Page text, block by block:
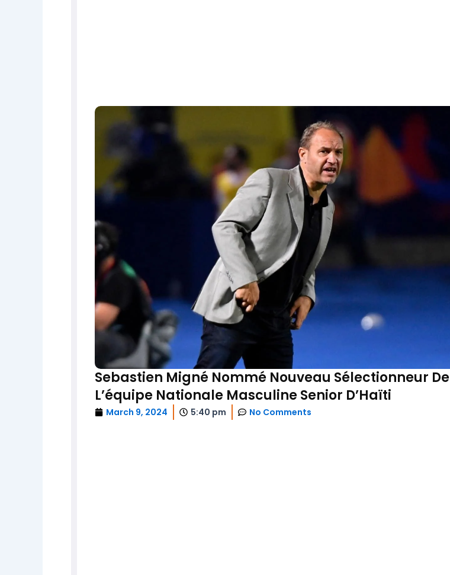
Sebastien Migné Nommé Nouveau Sélectionneur De
L’équipe Nationale Masculine Senior D’Haïti
March 9, 2024 5:40 pm No Comments